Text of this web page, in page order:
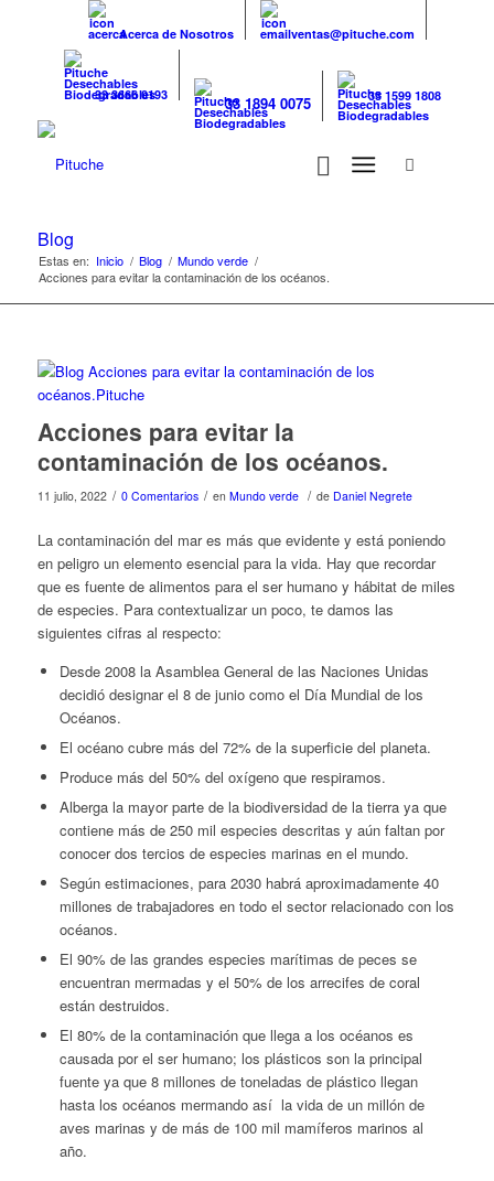
Acerca de Nosotros ventas@pituche.com
33 3666 0193 33 1894 0075 33 1599 1808
Blog
Estas en: Inicio / Blog / Mundo verde /
Acciones para evitar la contaminación de los océanos.
Acciones para evitar la
contaminación de los océanos.
11 julio, 2022 / 0 Comentarios / en Mundo verde / de Daniel Negrete
La contaminación del mar es más que evidente y está poniendo
en peligro un elemento esencial para la vida. Hay que recordar
que es fuente de alimentos para el ser humano y hábitat de miles
de especies. Para contextualizar un poco, te damos las
siguientes cifras al respecto:
Desde 2008 la Asamblea General de las Naciones Unidas
decidió designar el 8 de junio como el Día Mundial de los
Océanos.
El océano cubre más del 72% de la superficie del planeta.
Produce más del 50% del oxígeno que respiramos.
Alberga la mayor parte de la biodiversidad de la tierra ya que
contiene más de 250 mil especies descritas y aún faltan por
conocer dos tercios de especies marinas en el mundo.
Según estimaciones, para 2030 habrá aproximadamente 40
millones de trabajadores en todo el sector relacionado con los
océanos.
El 90% de las grandes especies marítimas de peces se
encuentran mermadas y el 50% de los arrecifes de coral
están destruidos.
El 80% de la contaminación que llega a los océanos es
causada por el ser humano; los plásticos son la principal
fuente ya que 8 millones de toneladas de plástico llegan
hasta los océanos mermando así la vida de un millón de
aves marinas y de más de 100 mil mamíferos marinos al
año.